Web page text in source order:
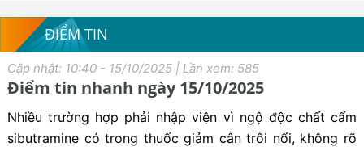
ĐIỂM TIN
Cập nhật: 10:40 - 15/10/2025 | Lần xem: 585
Điểm tin nhanh ngày 15/10/2025
Nhiều trường hợp phải nhập viện vì ngộ độc chất cấm
sibutramine có trong thuốc giảm cân trôi nổi, không rõ